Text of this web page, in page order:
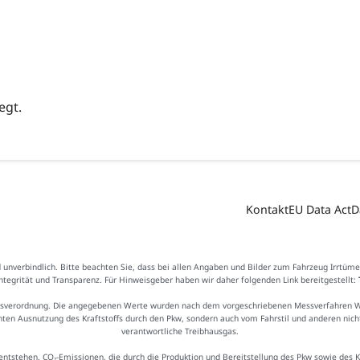
KontaktEU Data Act
Bitte beachten Sie, dass bei allen Angaben und Bilder zum Fahrzeug
und Transparenz. Für Hinweisgeber haben wir daher folgenden Link bereitgestellt:
Die angegebenen Werte wurden nach dem vorgeschriebenen
Ausnutzung des Kraftstoffs durch den Pkw, sondern auch vom Fahrstil und anderen
verantwortliche Treibhausgas.
CO₂-Emissionen, die durch die Produktion und Bereitstellung des Pkw sowie